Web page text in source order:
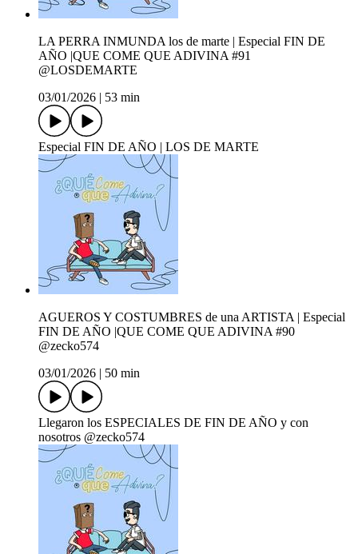
LA PERRA INMUNDA los de marte | Especial FIN DE
AÑO |QUE COME QUE ADIVINA #91
‪@LOSDEMARTE‬
03/01/2026
53 min
Especial FIN DE AÑO | LOS DE MARTE‬
AGUEROS Y COSTUMBRES de una ARTISTA | Especial
FIN DE AÑO |QUE COME QUE ADIVINA #90
‪@zecko574‬
03/01/2026
50 min
Llegaron los ESPECIALES DE FIN DE AÑO y con
nosotros ‪‪@zecko574‬